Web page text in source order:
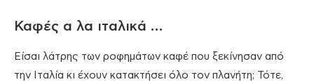
Καφές α λα ιταλικά …
Είσαι λάτρης των ροφημάτων καφέ που ξεκίνησαν από
την Ιταλία κι έχουν κατακτήσει όλο τον πλανήτη; Τότε,